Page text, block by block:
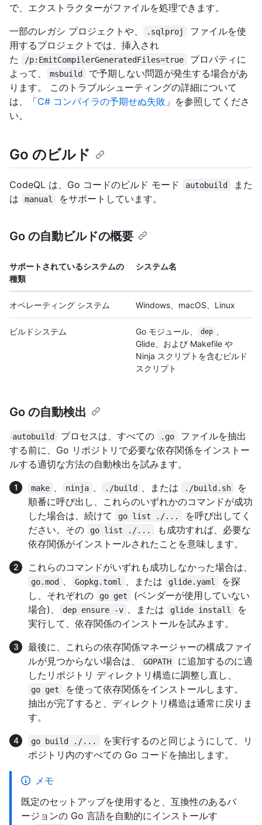
で、エクストラクターがファイルを処理できます。
一部のレガシ プロジェクトや、
.sqlproj
ファイルを使
用するプロジェクトでは、挿入され
た
/p:EmitCompilerGeneratedFiles=true
プロパティに
よって、
msbuild
で予期しない問題が発生する場合があ
ります。 このトラブルシューティングの詳細について
は、「C# コンパイラの予期せぬ失敗 」を参照してくださ
い。
Go のビルド
CodeQL は、Go コードのビルド モード autobuild
また
は
manual をサポートしています。
Go の自動ビルドの概要
サポートされているシステムの
種類
システム名
オペレーティング システム Windows、macOS、Linux
ビルドシステム Go モジュール、 dep
Glide、および Makefile や
Ninja スクリプトを含むビルド
スクリプト
Go の自動検出
autobuild プロセスは、すべての .go
ファイルを抽出
する前に、Go リポジトリで必要な依存関係をインストー
ルする適切な方法の自動検出を試みます。
make ninja ./build 、または ./build.sh
を
順番に呼び出し、これらのいずれかのコマンドが成功
した場合は、続けて
go list ./...
を呼び出してく
ださい。その
go list ./...
も成功すれば、必要な
依存関係がインストールされたことを意味します。
これらのコマンドがいずれも成功しなかった場合は、
go.mod Gopkg.toml 、または glide.yaml
を探
し、それぞれの
go get
(ベンダーが使用していない
場合)、
dep ensure -v 、または glide install
を
実行して、依存関係のインストールを試みます。
最後に、これらの依存関係マネージャーの構成ファイ
ルが見つからない場合は、
GOPATH
に追加するのに適
したリポジトリ ディレクトリ構造に調整し直し、
go get
を使って依存関係をインストールします。
抽出が完了すると、ディレクトリ構造は通常に戻りま
す。
go build ./...
を実行するのと同じようにして、リ
ポジトリ内のすべての Go コードを抽出します。
メモ
既定のセットアップを使用すると、互換性のあるバ
ージョンの Go 言語を自動的にインストールす